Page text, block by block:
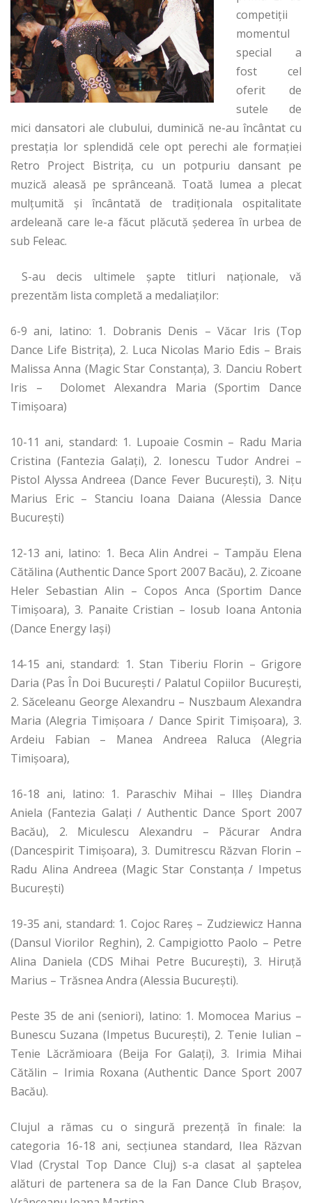
competiţii
momentul
special a
fost cel
oferit de
sutele de
mici dansatori ale clubului, duminică ne-au încântat cu
prestaţia lor splendidă cele opt perechi ale formaţiei
Retro Project Bistriţa, cu un potpuriu dansant pe
muzică aleasă pe sprânceană. Toată lumea a plecat
mulţumită şi încântată de tradiţionala ospitalitate
ardeleană care le-a făcut plăcută şederea în urbea de
sub Feleac.
S-au decis ultimele şapte titluri naţionale, vă
prezentăm lista completă a medaliaţilor:
6-9 ani, latino: 1. Dobranis Denis – Văcar Iris (Top
Dance Life Bistriţa), 2. Luca Nicolas Mario Edis – Brais
Malissa Anna (Magic Star Constanţa), 3. Danciu Robert
Iris – Dolomet Alexandra Maria (Sportim Dance
Timişoara)
10-11 ani, standard: 1. Lupoaie Cosmin – Radu Maria
Cristina (Fantezia Galaţi), 2. Ionescu Tudor Andrei –
Pistol Alyssa Andreea (Dance Fever Bucureşti), 3. Niţu
Marius Eric – Stanciu Ioana Daiana (Alessia Dance
Bucureşti)
12-13 ani, latino: 1. Beca Alin Andrei – Tampău Elena
Cătălina (Authentic Dance Sport 2007 Bacău), 2. Zicoane
Heler Sebastian Alin – Copos Anca (Sportim Dance
Timişoara), 3. Panaite Cristian – Iosub Ioana Antonia
(Dance Energy Iaşi)
14-15 ani, standard: 1. Stan Tiberiu Florin – Grigore
Daria (Pas În Doi Bucureşti / Palatul Copiilor Bucureşti,
2. Săceleanu George Alexandru – Nuszbaum Alexandra
Maria (Alegria Timişoara / Dance Spirit Timişoara), 3.
Ardeiu Fabian – Manea Andreea Raluca (Alegria
Timişoara),
16-18 ani, latino: 1. Paraschiv Mihai – Illeş Diandra
Aniela (Fantezia Galaţi / Authentic Dance Sport 2007
Bacău), 2. Miculescu Alexandru – Păcurar Andra
(Dancespirit Timişoara), 3. Dumitrescu Răzvan Florin –
Radu Alina Andreea (Magic Star Constanţa / Impetus
Bucureşti)
19-35 ani, standard: 1. Cojoc Rareş – Zudziewicz Hanna
(Dansul Viorilor Reghin), 2. Campigiotto Paolo – Petre
Alina Daniela (CDS Mihai Petre Bucureşti), 3. Hiruţă
Marius – Trăsnea Andra (Alessia Bucureşti).
Peste 35 de ani (seniori), latino: 1. Momocea Marius –
Bunescu Suzana (Impetus Bucureşti), 2. Tenie Iulian –
Tenie Lăcrămioara (Beija For Galaţi), 3. Irimia Mihai
Cătălin – Irimia Roxana (Authentic Dance Sport 2007
Bacău).
Clujul a rămas cu o singură prezenţă în finale: la
categoria 16-18 ani, secţiunea standard, Ilea Răzvan
Vlad (Crystal Top Dance Cluj) s-a clasat al şaptelea
alături de partenera sa de la Fan Dance Club Braşov,